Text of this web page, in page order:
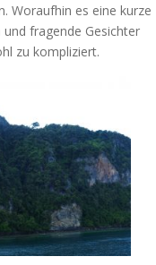
Woraufhin es eine kurze
fragende Gesichter
zu kompliziert.